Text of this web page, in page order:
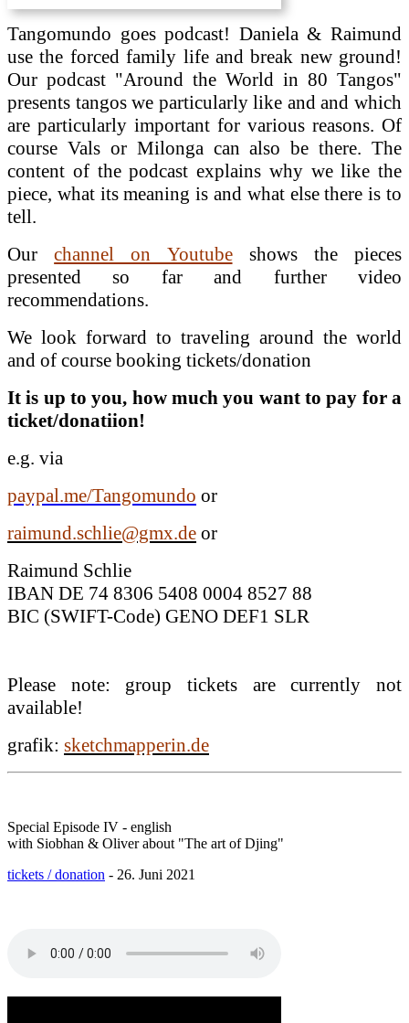
Tangomundo goes podcast! Daniela & Raimund
use the forced family life and break new ground!
Our podcast "Around the World in 80 Tangos"
presents tangos we particularly like and and which
are particularly important for various reasons. Of
course Vals or Milonga can also be there. The
content of the podcast explains why we like the
piece, what its meaning is and what else there is to
tell.
Ourchannel on Youtubeshows the pieces
presented so far and further video
recommendations.
We look forward to traveling around the world
and of course booking tickets/donation
It is up to you, how much you want to pay for a
ticket/donatiion!
e.g. via
paypal.me/Tangomundo or
raimund.schlie@gmx.de or
Raimund Schlie
IBAN DE 74 8306 5408 0004 8527 88
BIC (SWIFT-Code) GENO DEF1 SLR
Please note: group tickets are currently not
available!
grafik: sketchmapperin.de
Special Episode IV - english
with Siobhan & Oliver about "The art of Djing"
tickets / donation - 26. Juni 2021